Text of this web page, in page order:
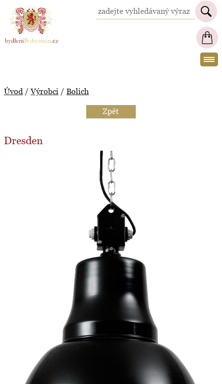
BydleniBohemian.cz
Úvod /Výrobci / Bolich
Zpět
Dresden